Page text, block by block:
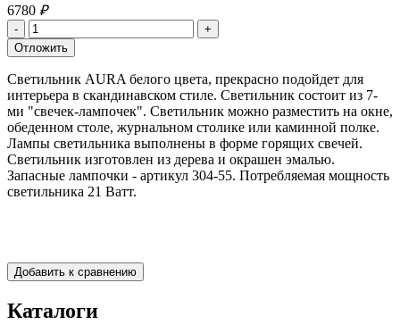
6780 ₽
Светильник AURA белого цвета, прекрасно подойдет для
интерьера в скандинавском стиле. Светильник состоит из 7-
ми "свечек-лампочек". Светильник можно разместить на окне,
обеденном столе, журнальном столике или каминной полке.
Лампы светильника выполнены в форме горящих свечей.
Светильник изготовлен из дерева и окрашен эмалью.
Запасные лампочки - артикул 304-55. Потребляемая мощность
светильника 21 Ватт.
Каталоги